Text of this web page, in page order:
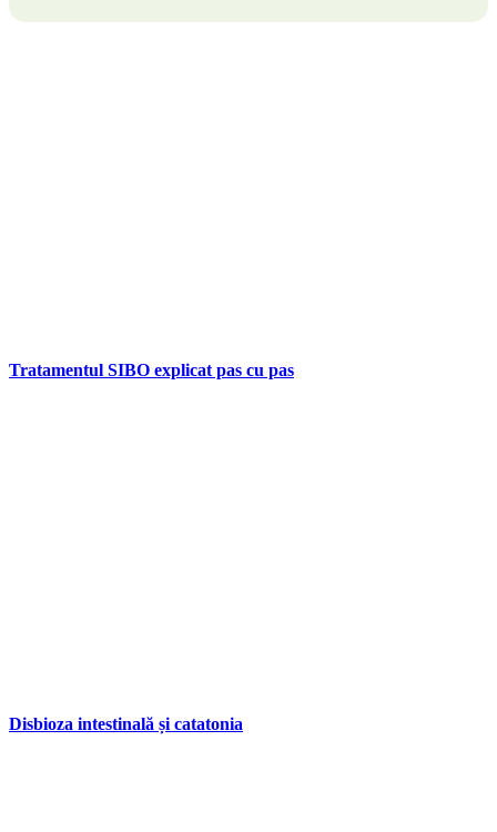
Tratamentul SIBO explicat pas cu pas
Disbioza intestinală și catatonia